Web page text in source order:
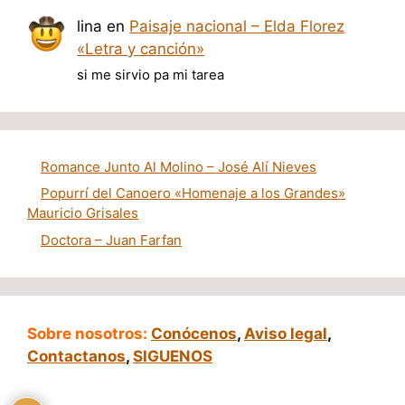
lina en Paisaje nacional – Elda Florez
«Letra y canción»
si me sirvio pa mi tarea
Romance Junto Al Molino – José Alí Nieves
Popurrí del Canoero «Homenaje a los Grandes»
Mauricio Grisales
Doctora – Juan Farfan
Sobre nosotros: Conócenos, Aviso legal,
Contactanos, SIGUENOS